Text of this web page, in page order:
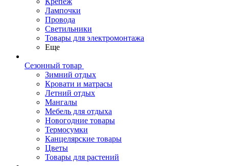
Лампочки
Провода
Светильники
Товары для электромонтажа
Еще
Сезонный товар
Зимний отдых
Кровати и матрасы
Летний отдых
Мангалы
Мебель для отдыха
Новогодние товары
Термосумки
Канцелярские товары
Цветы
Товары для растений